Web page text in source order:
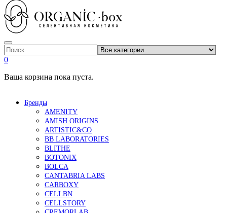
0
Ваша корзина пока пуста.
Бренды
AMENITY
AMISH ORIGINS
ARTISTIC&CO
BB LABORATORIES
BLITHE
BOTONIX
BOLCA
CANTABRIA LABS
CARBOXY
CELLBN
CELLSTORY